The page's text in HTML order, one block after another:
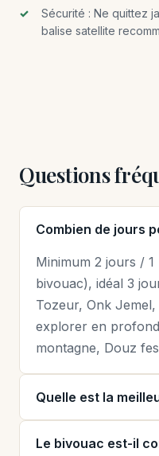
Sécurité : Ne quittez
balise satellite
Questions
Combien de jours
Minimum 2 jours /
bivouac), idéal 3
Tozeur, Onk
explorer en
montagne, Douz
Quelle est la
Le bivouac est-il